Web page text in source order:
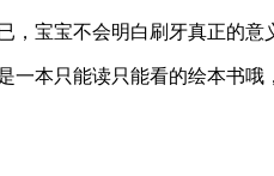
，宝宝不会明白刷牙真正的
一本只能读只能看的绘本书